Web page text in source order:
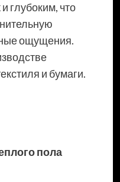
глубоким, что
ощущения.
и бумаги.
пола